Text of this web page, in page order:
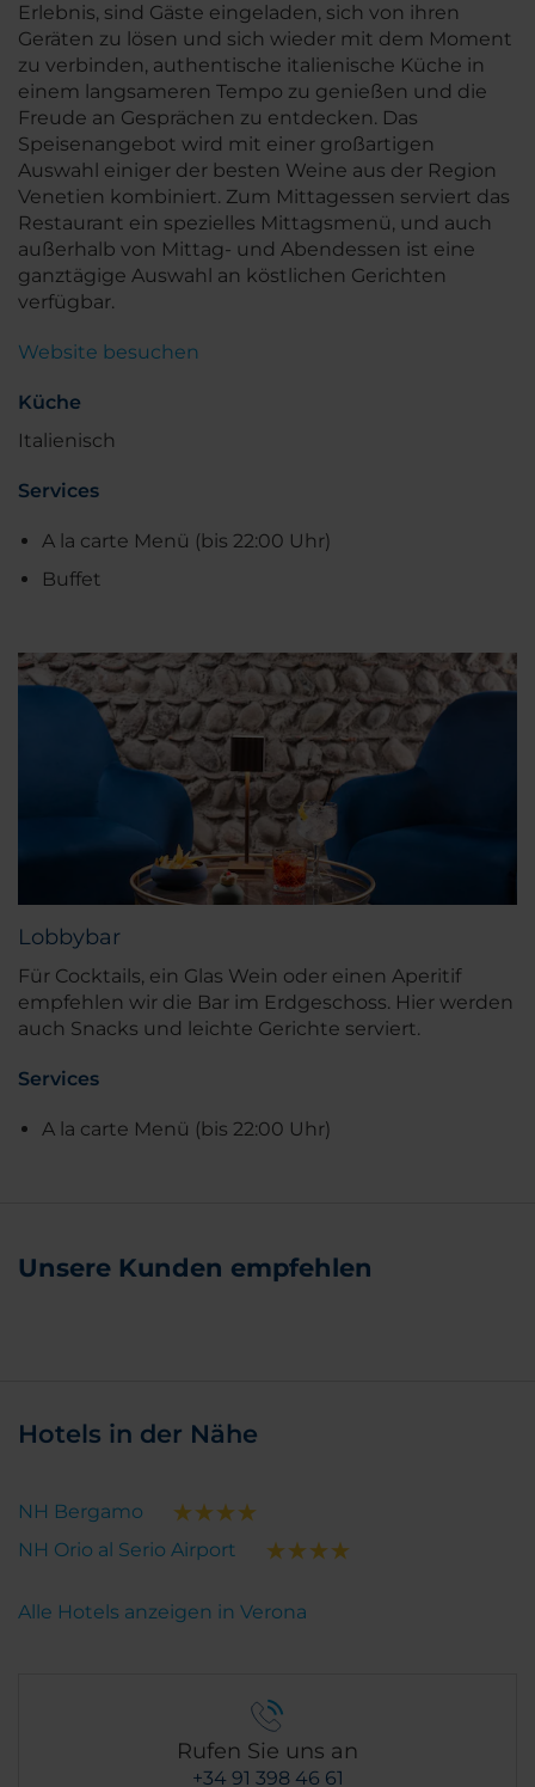
Erlebnis, sind Gäste eingeladen, sich von ihren
Geräten zu lösen und sich wieder mit dem Moment
zu verbinden, authentische italienische Küche in
einem langsameren Tempo zu genießen und die
Freude an Gesprächen zu entdecken. Das
Speisenangebot wird mit einer großartigen
Auswahl einiger der besten Weine aus der Region
Venetien kombiniert. Zum Mittagessen serviert das
Restaurant ein spezielles Mittagsmenü, und auch
außerhalb von Mittag- und Abendessen ist eine
ganztägige Auswahl an köstlichen Gerichten
verfügbar.
Website besuchen
Küche
Italienisch
Services
A la carte Menü (bis 22:00 Uhr)
Buffet
Lobbybar
Für Cocktails, ein Glas Wein oder einen Aperitif
empfehlen wir die Bar im Erdgeschoss. Hier werden
auch Snacks und leichte Gerichte serviert.
Services
A la carte Menü (bis 22:00 Uhr)
Unsere Kunden empfehlen
Hotels in der Nähe
NH Bergamo
NH Orio al Serio Airport
Alle Hotels anzeigen in Verona
Rufen Sie uns an
+34 91 398 46 61